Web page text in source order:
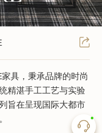
具，秉承品牌的时尚
精湛手工工艺与实验
旨在呈现国际大都市